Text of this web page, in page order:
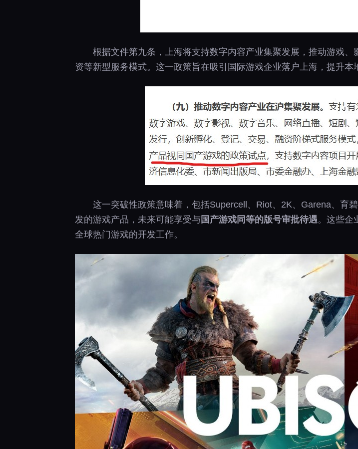
根据文件第九条，上海将支持数字内容产业集聚发展，推动游戏
资等新型服务模式。这一政策旨在吸引国际游戏企业落户上海，提升本
这一突破性政策意味着，包括Supercell、Riot、2K、Garena、育
发的游戏产品，未来可能享受与国产游戏同等的版号审批待遇。这些企
全球热门游戏的开发工作。